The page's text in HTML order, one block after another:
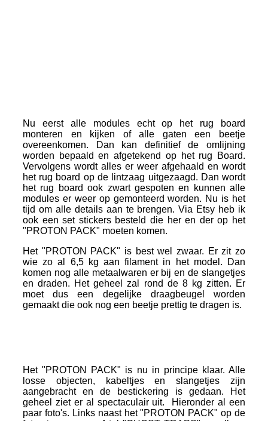
Nu eerst alle modules echt op het rug board
monteren en kijken of alle gaten een beetje
overeenkomen. Dan kan definitief de omlijning
worden bepaald en afgetekend op het rug Board.
Vervolgens wordt alles er weer afgehaald en wordt
het rug board op de lintzaag uitgezaagd. Dan wordt
het rug board ook zwart gespoten en kunnen alle
modules er weer op gemonteerd worden. Nu is het
tijd om alle details aan te brengen. Via Etsy heb ik
ook een set stickers besteld die her en der op het
"PROTON PACK" moeten komen.
Het "PROTON PACK" is best wel zwaar. Er zit zo
wie zo al 6,5 kg aan filament in het model. Dan
komen nog alle metaalwaren er bij en de slangetjes
en draden. Het geheel zal rond de 8 kg zitten. Er
moet dus een degelijke draagbeugel worden
gemaakt die ook nog een beetje prettig te dragen is.
Het "PROTON PACK" is nu in principe klaar. Alle
losse objecten, kabeltjes en slangetjes zijn
aangebracht en de bestickering is gedaan. Het
geheel ziet er al spectaculair uit. Hieronder al een
paar foto's. Links naast het "PROTON PACK" op de